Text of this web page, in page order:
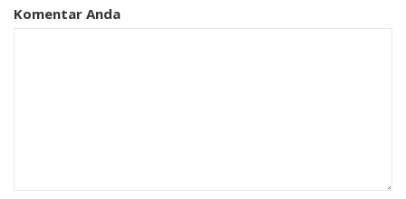
Komentar Anda